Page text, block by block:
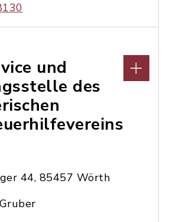
und
des
44, 85457 Wörth